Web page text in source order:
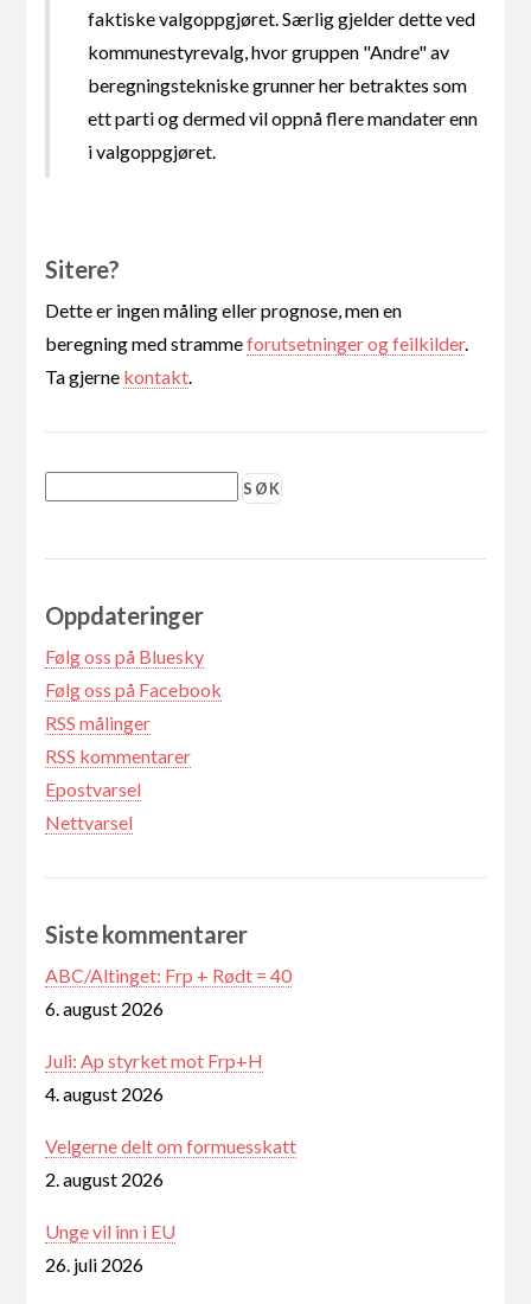
faktiske valgoppgjøret. Særlig gjelder dette ved
kommunestyrevalg, hvor gruppen "Andre" av
beregningstekniske grunner her betraktes som
ett parti og dermed vil oppnå flere mandater enn
i valgoppgjøret.
Sitere?
Dette er ingen måling eller prognose, men en
beregning med strammeforutsetninger og feilkilder.
Ta gjerne kontakt.
Oppdateringer
Følg oss på Bluesky
Følg oss på Facebook
RSS målinger
RSS kommentarer
Epostvarsel
Nettvarsel
Siste kommentarer
ABC/Altinget: Frp + Rødt = 40
6. august 2026
Juli: Ap styrket mot Frp+H
4. august 2026
Velgerne delt om formuesskatt
2. august 2026
Unge vil inn i EU
26. juli 2026